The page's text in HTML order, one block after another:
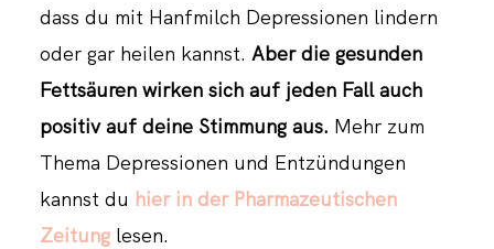
dass du mit Hanfmilch Depressionen lindern
oder gar heilen kannst. Aber die gesunden
Fettsäuren wirken sich auf jeden Fall auch
positiv auf deine Stimmung aus. Mehr zum
Thema Depressionen und Entzündungen
kannst du hier in der Pharmazeutischen
Zeitunglesen.